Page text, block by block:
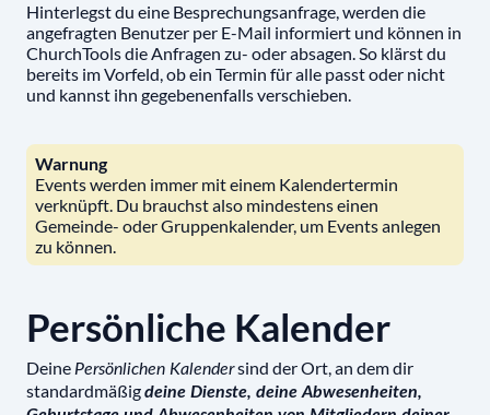
Hinterlegst du eine Besprechungsanfrage, werden die
angefragten Benutzer per E-Mail informiert und können in
ChurchTools die Anfragen zu- oder absagen. So klärst du
bereits im Vorfeld, ob ein Termin für alle passt oder nicht
und kannst ihn gegebenenfalls verschieben.
Warnung
Events werden immer mit einem Kalendertermin
verknüpft. Du brauchst also mindestens einen
Gemeinde- oder Gruppenkalender, um Events anlegen
zu können.
Persönliche Kalender
Deine Persönlichen Kalendersind der Ort, an dem dir
standardmäßigdeine Dienste, deine Abwesenheiten,